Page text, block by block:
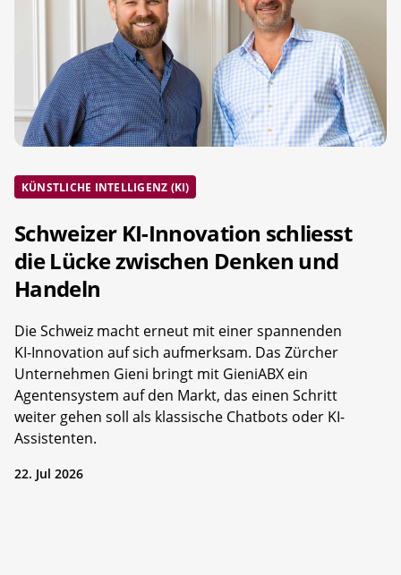
KÜNSTLICHE INTELLIGENZ (KI)
Schweizer KI-Innovation schliesst
die Lücke zwischen Denken und
Handeln
Die Schweiz macht erneut mit einer spannenden
KI-Innovation auf sich aufmerksam. Das Zürcher
Unternehmen Gieni bringt mit GieniABX ein
Agentensystem auf den Markt, das einen Schritt
weiter gehen soll als klassische Chatbots oder KI-
Assistenten.
22. Jul 2026